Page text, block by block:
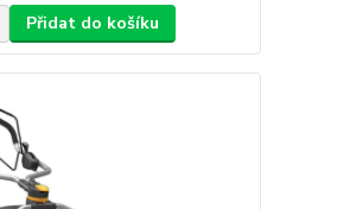
Přidat do košíku